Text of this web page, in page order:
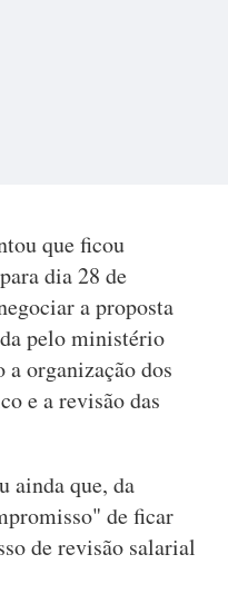
que ficou
dia 28 de
a proposta
pelo ministério
organização dos
e a revisão das
ainda que, da
de ficar
de revisão salarial